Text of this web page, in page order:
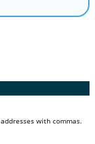
with commas.